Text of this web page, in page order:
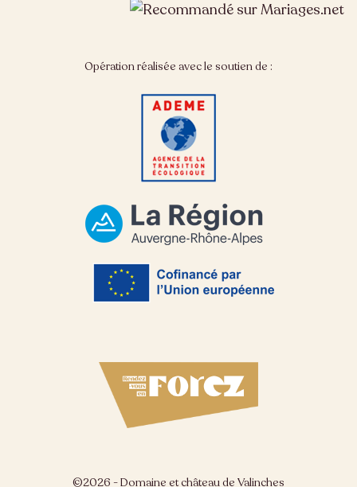
Opération réalisée avec le soutien de :
©2026 - Domaine et château de Valinches